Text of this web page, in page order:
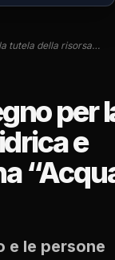
tutela della risorsa…
per
e
e le persone